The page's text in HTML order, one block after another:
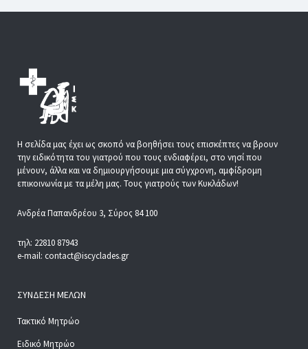
Η σελίδα μας έχει ως σκοπό να βοηθήσει τους επισκέπτες να βρουν
την ειδικότητα του γιατρού που τους ενδιαφέρει, στο νησί που
μένουν, άλλα και να δημιουργήσουμε μια σύγχρονη, αμφίδρομη
επικοινωνία με τα μέλη μας. Τους γιατρούς των Κυκλάδων!
Ανδρέα Παπανδρέου 3, Σύρος 84 100
τηλ: 22810 87943
e-mail: contact@iscyclades.gr
ΣΎΝΔΕΣΗ ΜΕΛΏΝ
Τακτικό Μητρώο
Ειδικό Μητρώο